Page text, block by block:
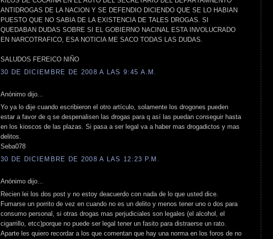
ANTIDROGAS DE LA NACION Y SE DEFENDIO DICIENDO QUE SE LO HABIAN
PUESTO QUE NO SABIA DE LA EXISTENCIA DE TALES DROGAS. SI
QUEDABAN DUDAS SOBRE SI EL GOBIERNO NACINAL ESTA INVOLUCRADO
EN NARCOTRAFICO, ESA NOTICIA ME SACO TODAS LAS DUDAS.
SALUDOS FEREICO NIÑO
30 DE DICIEMBRE DE 2008 A LAS 9:45 A.M.
Anónimo dijo...
Yo ya lo dije cuando escribieron el otro artículo, solamente los drogones pueden
estar a favor de q se despenalisen las drogas para q así las puedan conseguir hasta
en los kioscos de las plazas. Si pasa a ser legal va a haber mas drogadictos y mas
delitos.
Seba078
30 DE DICIEMBRE DE 2008 A LAS 12:23 P.M.
Anónimo dijo...
Recien lei los dos post y no estoy deacuerdo con nada de lo que usted dice.
Fumarse un porrito de vez en cuando no es un delito y menos tener uno o dos para
consumo personal, si otras drogas mas perjudiciales son legales (el alcohol, el
cigarrillo, etcc)porque no puede ser legal tener un fasito para distraerse un rato.
Aparte les quiero recordar a los que comentan que hay una norma en los foros de no